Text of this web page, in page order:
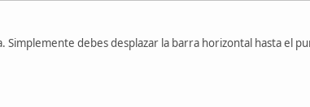
debes desplazar la barra horizontal hasta el